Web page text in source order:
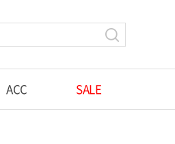
ACC SALE